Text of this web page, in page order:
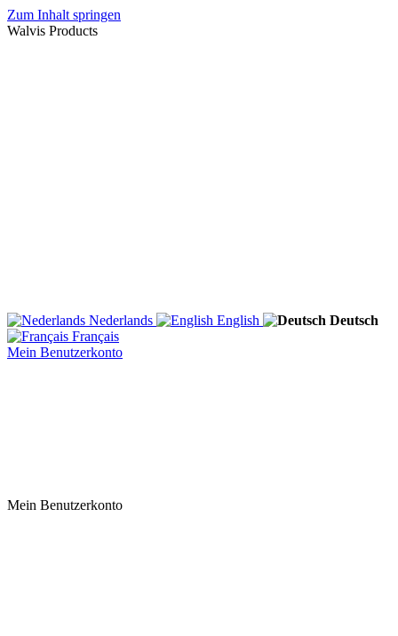
Zum Inhalt springen
Walvis Products
Nederlands English
Deutsch
Français
Mein Benutzerkonto
Mein Benutzerkonto